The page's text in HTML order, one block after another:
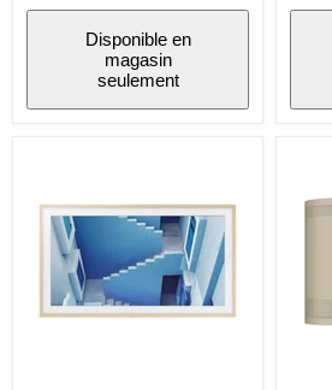
Disponible en
magasin
seulement